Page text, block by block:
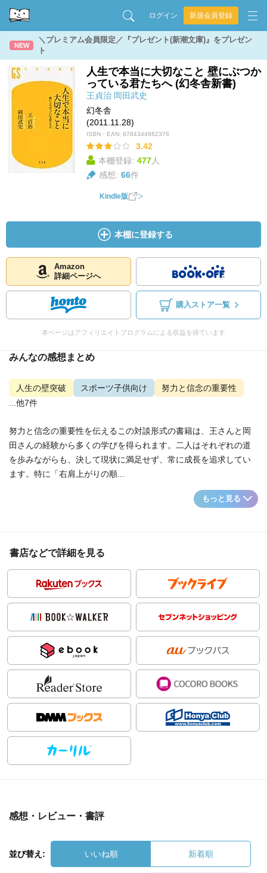
ログイン 新規会員登録
NEW
＼プレミアム会員限定／『プレゼント(新潮文庫)』をプレゼン
ト
人生で本当に大切なこと 壁にぶつか
っている君たちへ (幻冬舎新書)
王貞治 岡田武史
幻冬舎
(2011.11.28)
ISBN・EAN: 9784344982376
3.42
本棚登録: 477人
感想: 66件
Kindle版
本棚に登録する
Amazon
詳細ページへ
購入ストア一覧
本ページはアフィリエイトプログラムによる収益を得ています
みんなの感想まとめ
人生の壁突破 スポーツ子供向け
努力と信念の重要性
...他7件
努力と信念の重要性を伝えるこの対談形式の書籍は、王さんと岡
田さんの経験から多くの学びを得られます。二人はそれぞれの道
を歩みながらも、決して現状に満足せず、常に成長を追求してい
ます。特に「右肩上がりの順...
もっと見る
書店などで詳細を見る
感想・レビュー・書評
並び替え: いいね順 新着順